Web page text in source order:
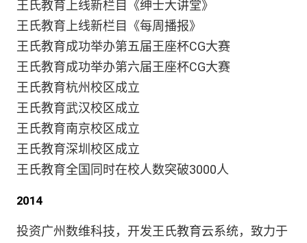
王氏教育上线新栏目《绅士大讲堂》
王氏教育上线新栏目《每周播报》
王氏教育成功举办第五届王座杯CG大赛
王氏教育成功举办第六届王座杯CG大赛
王氏教育杭州校区成立
王氏教育武汉校区成立
王氏教育南京校区成立
王氏教育深圳校区成立
王氏教育全国同时在校人数突破3000人
2014
投资广州数维科技，开发王氏教育云系统，致力于